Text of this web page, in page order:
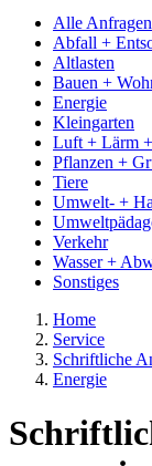
Alle Anfragen
Abfall +
Altlasten
Bauen +
Energie
Kleingarten
Luft + Lärm
Pflanzen +
Tiere
Umwelt- +
Verkehr
Wasser +
Sonstiges
Home
Service
Schriftliche
Energie